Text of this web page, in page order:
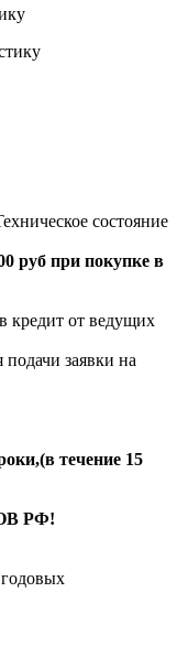
состояние
руб при покупке в
кредит от ведущих
заявки на
течение 15
РФ!